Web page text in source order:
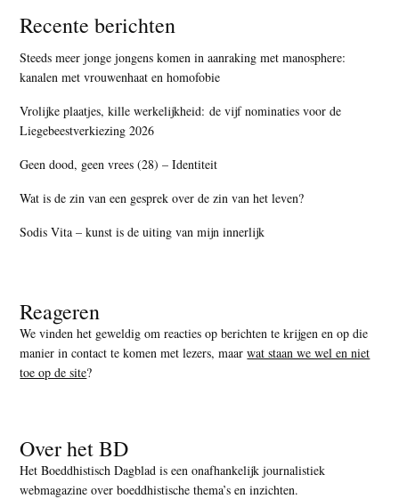
Recente berichten
Steeds meer jonge jongens komen in aanraking met manosphere:
kanalen met vrouwenhaat en homofobie
Vrolijke plaatjes, kille werkelijkheid: de vijf nominaties voor de
Liegebeestverkiezing 2026
Geen dood, geen vrees (28) – Identiteit
Wat is de zin van een gesprek over de zin van het leven?
Sodis Vita – kunst is de uiting van mijn innerlijk
Reageren
We vinden het geweldig om reacties op berichten te krijgen en op die
manier in contact te komen met lezers, maarwat staan we wel en niet
toe op de site?
Over het BD
Het Boeddhistisch Dagblad is een onafhankelijk journalistiek
webmagazine over boeddhistische thema’s en inzichten.